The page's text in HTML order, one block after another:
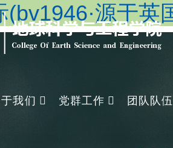
(bv1946·源于英
我们 党群工作 团队队伍